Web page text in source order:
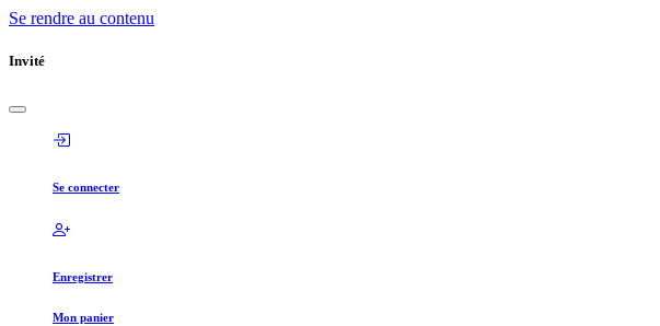
Se rendre au contenu
Invité
Se connecter
Enregistrer
Mon panier